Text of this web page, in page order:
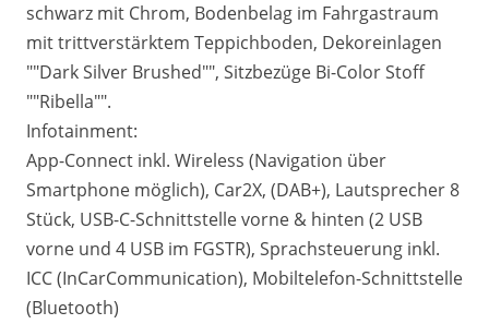
schwarz mit Chrom, Bodenbelag im Fahrgastraum
mit trittverstärktem Teppichboden, Dekoreinlagen
""Dark Silver Brushed"", Sitzbezüge Bi-Color Stoff
""Ribella"".
Infotainment:
App-Connect inkl. Wireless (Navigation über
Smartphone möglich), Car2X, (DAB+), Lautsprecher 8
Stück, USB-C-Schnittstelle vorne & hinten (2 USB
vorne und 4 USB im FGSTR), Sprachsteuerung inkl.
ICC (InCarCommunication), Mobiltelefon-Schnittstelle
(Bluetooth)